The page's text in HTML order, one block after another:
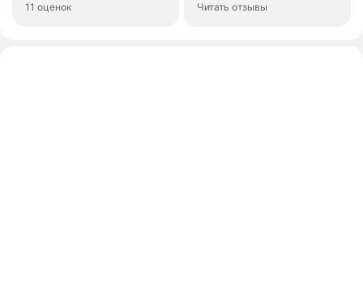
11 оценок Читать отзывы